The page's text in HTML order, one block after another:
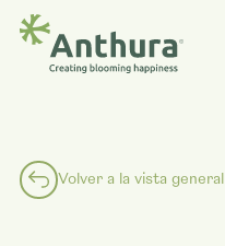
Volver a la vista general